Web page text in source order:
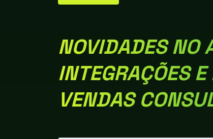
NOVIDADES NO
INTEGRAÇÕES
VENDAS